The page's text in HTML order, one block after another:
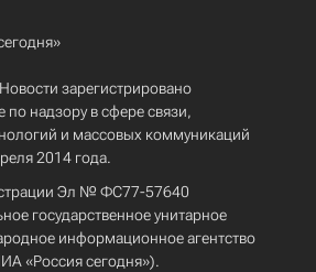
зарегистрировано
надзору в сфере связи,
и массовых коммуникаций
2014 года.
Эл № ФС77-57640
государственное унитарное
информационное агентство
«Россия сегодня»).